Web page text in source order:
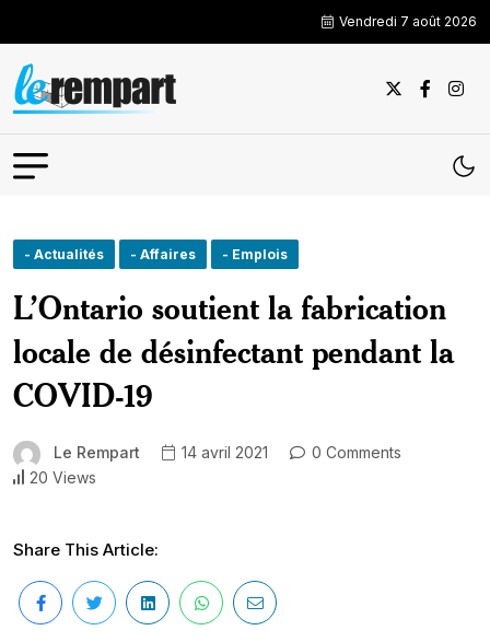
Vendredi 7 août 2026
- Actualités - Affaires - Emplois
L’Ontario soutient la fabrication
locale de désinfectant pendant la
COVID-19
Le Rempart 14 avril 2021
0 Comments
20 Views
Share This Article: